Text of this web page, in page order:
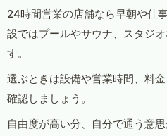
24時間営業の店舗なら早朝や仕
設ではプールやサウナ、スタジ
す。
選ぶときは設備や営業時間、料
確認しましょう。
自由度が高い分、自分で通う意